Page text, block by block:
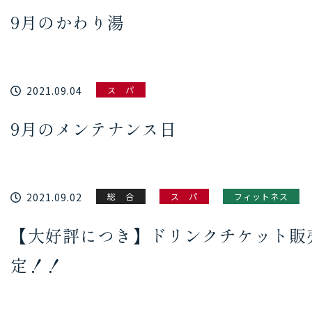
9月のかわり湯
2021.09.04 ス パ
9月のメンテナンス日
2021.09.02 総 合 ス パ フィットネス
【大好評につき】ドリンクチケット
定！！